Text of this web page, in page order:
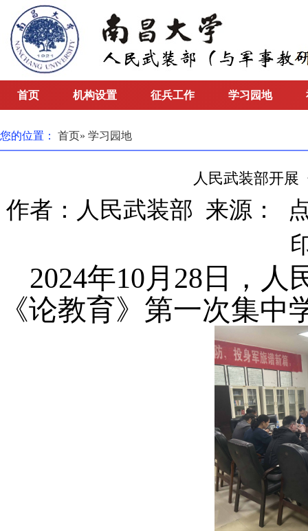
首页 机构设置 征兵工作 学习园地
您的位置： 首页» 学习园地
人民武装部开展
作者：人民武装部 来源：
2024年10月28日，
《论教育》第一次集中